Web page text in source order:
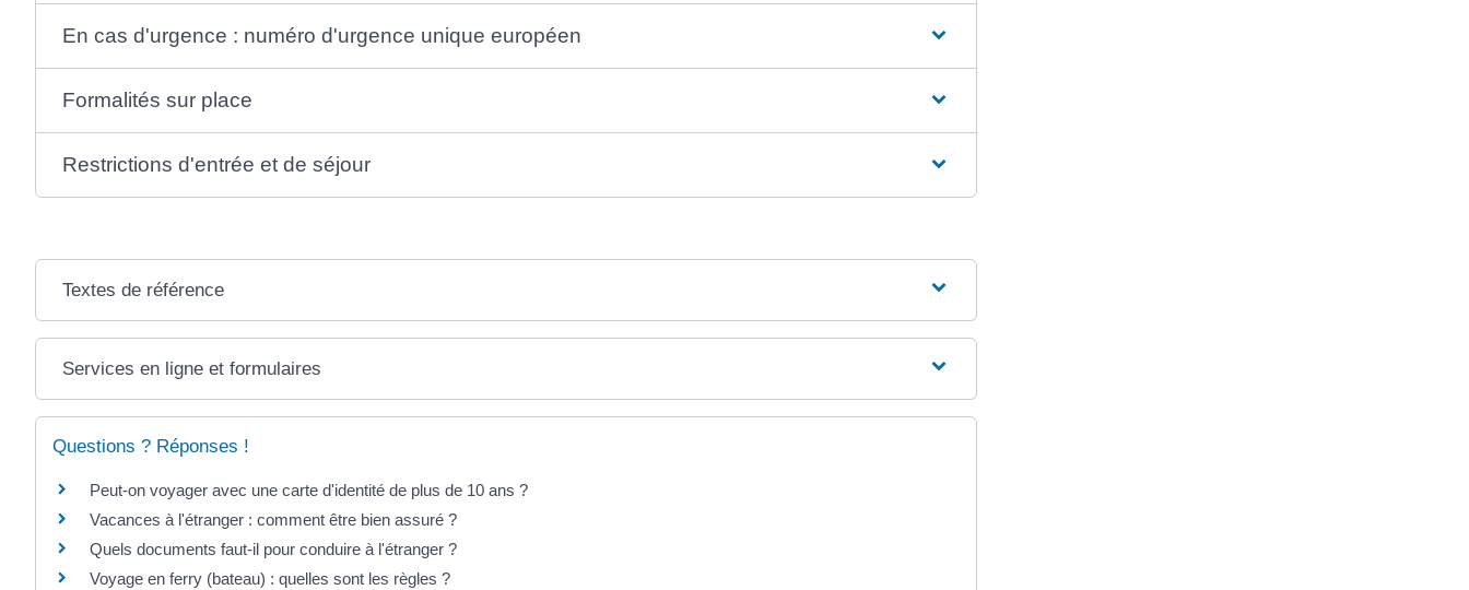
En cas d'urgence : numéro d'urgence unique européen
Formalités sur place
Restrictions d'entrée et de séjour
Textes de référence
Services en ligne et formulaires
Questions ? Réponses !
Peut-on voyager avec une carte d'identité de plus de 10 ans ?
Vacances à l'étranger : comment être bien assuré ?
Quels documents faut-il pour conduire à l'étranger ?
Voyage en ferry (bateau) : quelles sont les règles ?